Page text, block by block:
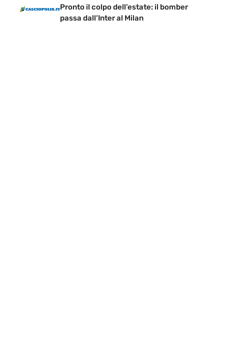
Pronto il colpo dell’estate: il bomber
passa dall’Inter al Milan